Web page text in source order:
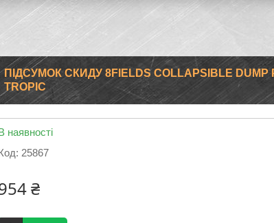
ПІДСУМОК СКИДУ 8FIELDS COLLAPSIBLE DUMP
TROPIC
наявності
25867
₴